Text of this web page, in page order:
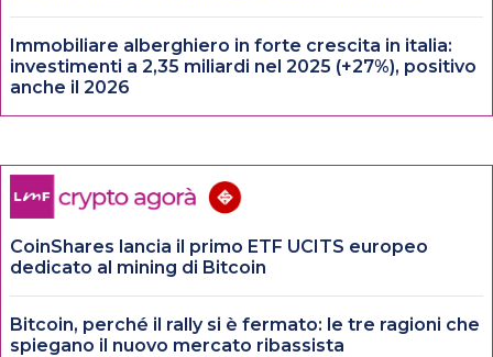
Immobiliare alberghiero in forte crescita in italia:
investimenti a 2,35 miliardi nel 2025 (+27%), positivo
anche il 2026
CoinShares lancia il primo ETF UCITS europeo
dedicato al mining di Bitcoin
Bitcoin, perché il rally si è fermato: le tre ragioni che
spiegano il nuovo mercato ribassista